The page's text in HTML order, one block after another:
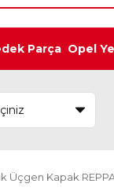
Parça Opel
Kapak REPPA